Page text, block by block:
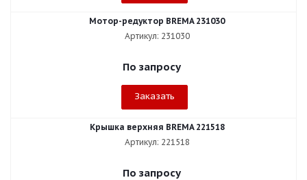
Мотор-редуктор BREMA 231030
Артикул: 231030
По запросу
Заказать
Крышка верхняя BREMA 221518
Артикул: 221518
По запросу